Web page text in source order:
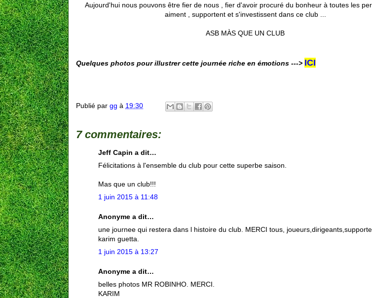
Aujourd'hui nous pouvons être fier de nous , fier d'avoir procuré du bonheur à toutes les
aiment , supportent et s'investissent dans ce club ...
ASB MÀS QUE UN CLUB
Quelques photos pour illustrer cette journée riche en émotions ---> ICI
Publié par gg à 19:30
7 commentaires:
Jeff Capin a dit…
Félicitations à l'ensemble du club pour cette superbe saison.
Mas que un club!!!
1 juin 2015 à 11:48
Anonyme a dit…
une journee qui restera dans l histoire du club. MERCI tous,
karim guetta.
1 juin 2015 à 13:27
Anonyme a dit…
belles photos MR ROBINHO. MERCI.
KARIM